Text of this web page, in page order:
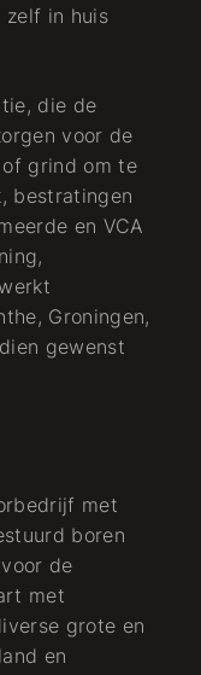
zelf in huis
die de
voor de
grind om te
bestratingen
en VCA
Groningen,
gewenst
met
boren
de
met
grote en
en